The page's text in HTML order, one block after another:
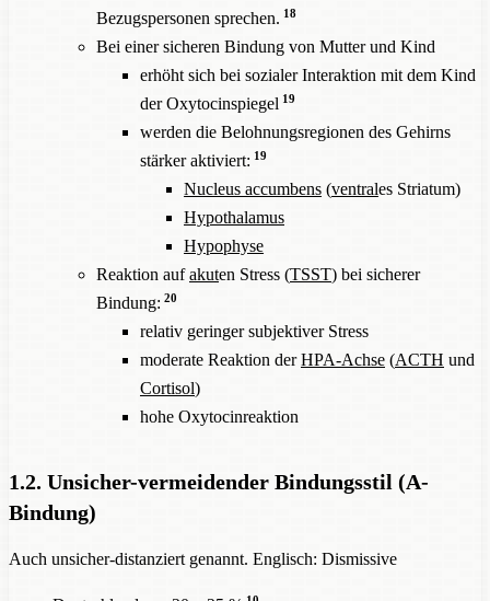
Bezugspersonen sprechen. 18
Bei einer sicheren Bindung von Mutter und Kind
erhöht sich bei sozialer Interaktion mit dem Kind
der Oxytocinspiegel 19
werden die Belohnungsregionen des Gehirns
stärker aktiviert: 19
Nucleus accumbens (ventrales Striatum)
Hypothalamus
Hypophyse
Reaktion aufakuten Stress (TSST) bei sicherer
Bindung: 20
relativ geringer subjektiver Stress
moderate Reaktion derHPA-Achse (ACTH und
Cortisol)
hohe Oxytocinreaktion
1.2. Unsicher-vermeidender Bindungsstil (A-
Bindung)
Auch unsicher-distanziert genannt. Englisch: Dismissive